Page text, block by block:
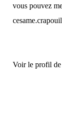
vous pouvez
Voir le profil de